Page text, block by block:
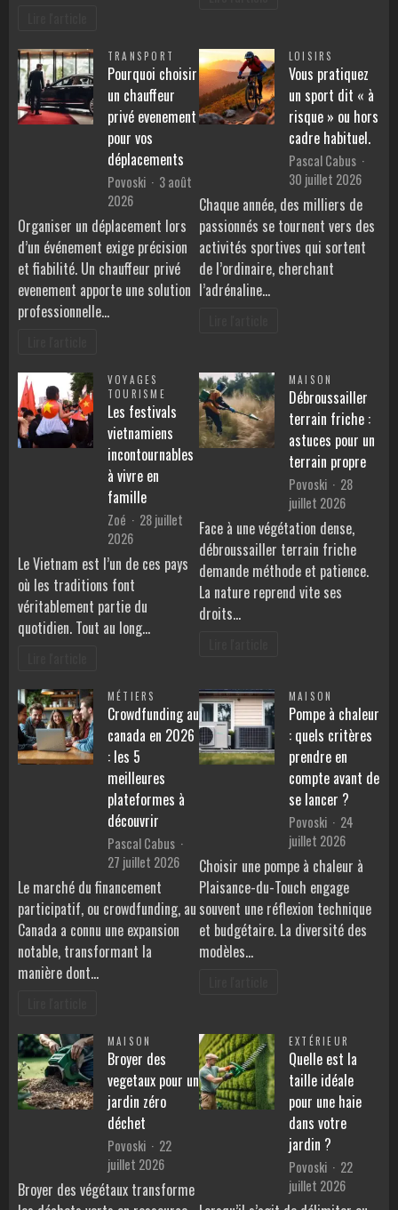
TRANSPORT
Pourquoi choisir
un chauffeur
privé evenement
pour vos
déplacements
Povoski
3 août
2026
Organiser un déplacement lors
d’un événement exige précision
et fiabilité. Un chauffeur privé
evenement apporte une solution
professionnelle…
LOISIRS
Vous pratiquez
un sport dit « à
risque » ou hors
cadre habituel.
Pascal Cabus
30 juillet 2026
Chaque année, des milliers de
passionnés se tournent vers des
activités sportives qui sortent
de l’ordinaire, cherchant
l’adrénaline…
VOYAGES
TOURISME
Les festivals
vietnamiens
incontournables
à vivre en
famille
Zoé
28 juillet
2026
Le Vietnam est l’un de ces pays
où les traditions font
véritablement partie du
quotidien. Tout au long…
MAISON
Débroussailler
terrain friche :
astuces pour un
terrain propre
Povoski
28
juillet 2026
Face à une végétation dense,
débroussailler terrain friche
demande méthode et patience.
La nature reprend vite ses
droits…
MÉTIERS
Crowdfunding au
canada en 2026
: les 5
meilleures
plateformes à
découvrir
Pascal Cabus
27 juillet 2026
Le marché du financement
participatif, ou crowdfunding, au
Canada a connu une expansion
notable, transformant la
manière dont…
MAISON
Pompe à chaleur
: quels critères
prendre en
compte avant de
se lancer ?
Povoski
24
juillet 2026
Choisir une pompe à chaleur à
Plaisance-du-Touch engage
souvent une réflexion technique
et budgétaire. La diversité des
modèles…
MAISON
Broyer des
vegetaux pour un
jardin zéro
déchet
Povoski
22
juillet 2026
Broyer des végétaux transforme
EXTÉRIEUR
Quelle est la
taille idéale
pour une haie
dans votre
jardin ?
Povoski
22
juillet 2026